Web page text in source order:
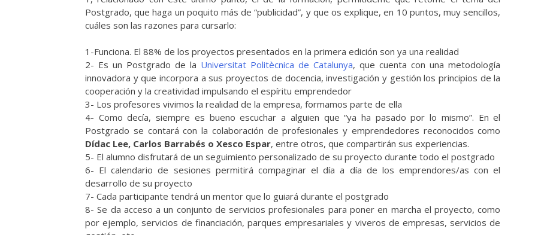
Postgrado, que haga un poquito más de “publicidad”, y que os explique, en 10 puntos, muy sencillos,
cuáles son las razones para cursarlo:
1-Funciona. El 88% de los proyectos presentados en la primera edición son ya una realidad
2- Es un Postgrado de la Universitat Politècnica de Catalunya, que cuenta con una metodología
innovadora y que incorpora a sus proyectos de docencia, investigación y gestión los principios de la
cooperación y la creatividad impulsando el espíritu emprendedor
3- Los profesores vivimos la realidad de la empresa, formamos parte de ella
4- Como decía, siempre es bueno escuchar a alguien que “ya ha pasado por lo mismo”. En el
Postgrado se contará con la colaboración de profesionales y emprendedores reconocidos como
Dídac Lee, Carlos Barrabés o Xesco Espar, entre otros, que compartirán sus experiencias.
5- El alumno disfrutará de un seguimiento personalizado de su proyecto durante todo el postgrado
6- El calendario de sesiones permitirá compaginar el día a día de los emprendores/as con el
desarrollo de su proyecto
7- Cada participante tendrá un mentor que lo guiará durante el postgrado
8- Se da acceso a un conjunto de servicios profesionales para poner en marcha el proyecto, como
por ejemplo, servicios de financiación, parques empresariales y viveros de empresas, servicios de